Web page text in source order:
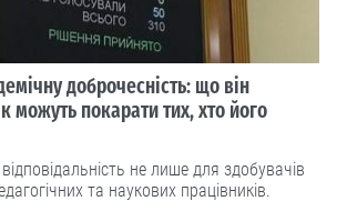
доброчесність: що він
можуть покарати тих, хто його
не лише для здобувачів
та наукових працівників.